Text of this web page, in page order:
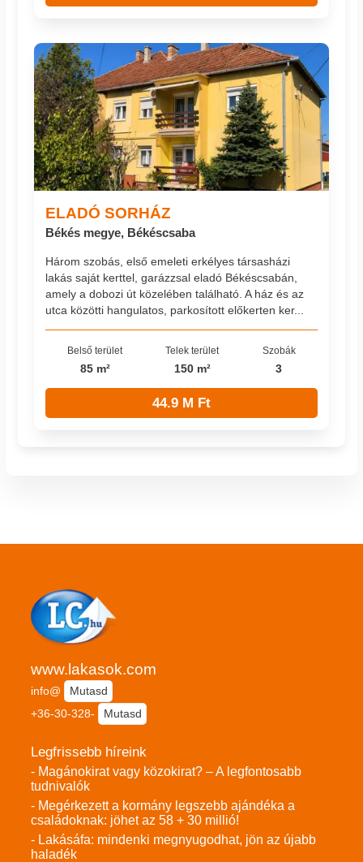
ELADÓ SORHÁZ
Békés megye, Békéscsaba
Három szobás, első emeleti erkélyes társasházi
lakás saját kerttel, garázzsal eladó Békéscsabán,
amely a dobozi út közelében található. A ház és az
utca közötti hangulatos, parkosított előkerten ker...
Belső terület
85 m²
Telek terület
150 m²
Szobák
3
44.9 M Ft
www.lakasok.com
info@
Mutasd
+36-30-328-
Mutasd
Legfrissebb híreink
- Magánokirat vagy közokirat? – A legfontosabb
tudnivalók
- Megérkezett a kormány legszebb ajándéka a
családoknak: jöhet az 58 + 30 millió!
- Lakásáfa: mindenki megnyugodhat, jön az újabb
haladék